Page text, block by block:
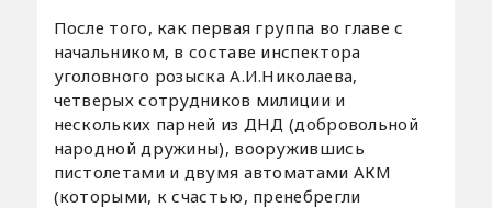
После того, как первая группа во главе с
начальником, в составе инспектора
уголовного розыска А.И.Николаева,
четверых сотрудников милиции и
нескольких парней из ДНД (добровольной
народной дружины), вооружившись
пистолетами и двумя автоматами АКМ
(которыми, к счастью, пренебрегли